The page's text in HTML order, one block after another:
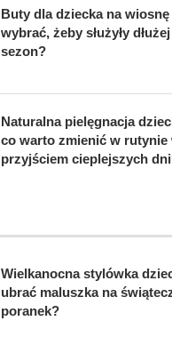
Buty dla dziecka na
wybrać, żeby służyły
sezon?
Naturalna pielęgnacja
co warto zmienić w rutynie
przyjściem cieplejszych
Wielkanocna stylówka
ubrać maluszka na
poranek?